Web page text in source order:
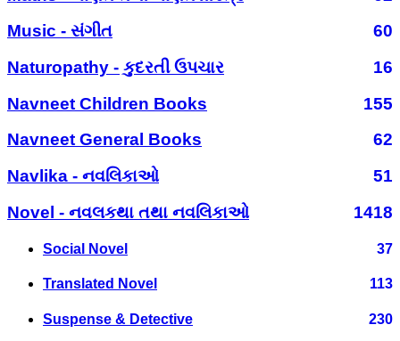
Music - સંગીત
60
Naturopathy - કુદરતી ઉપચાર
16
Navneet Children Books
155
Navneet General Books
62
Navlika - નવલિકાઓ
51
Novel - નવલકથા તથા નવલિકાઓ
1418
Social Novel 37
Translated Novel 113
Suspense & Detective 230